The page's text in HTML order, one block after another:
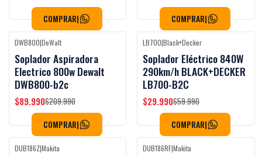
COMPRAR| COMPRAR|
-57%OFF
DWB800|DeWalt
Soplador Aspiradora
Electrico 800w Dewalt
DWB800-b2c
$89.990$209.990
COMPRAR|
-50%OFF
LB700|Black+Decker
Soplador Eléctrico 840W
290km/h BLACK+DECKER
LB700-B2C
$29.990$59.990
COMPRAR|
-19%OFF
DUB186Z|Makita -23%OFF
DUB186RF|Makita